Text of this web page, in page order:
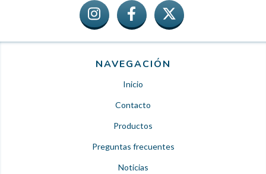
NAVEGACIÓN
Inicio
Contacto
Productos
Preguntas frecuentes
Noticias